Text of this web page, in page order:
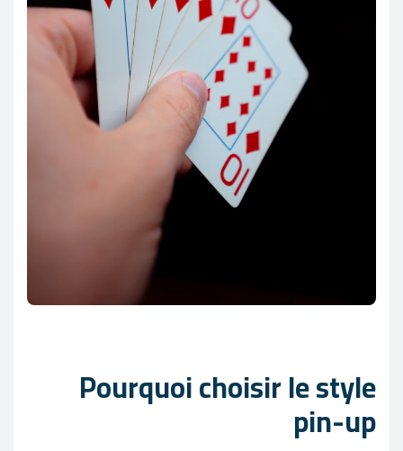
Pourquoi choisir le style
pin-up